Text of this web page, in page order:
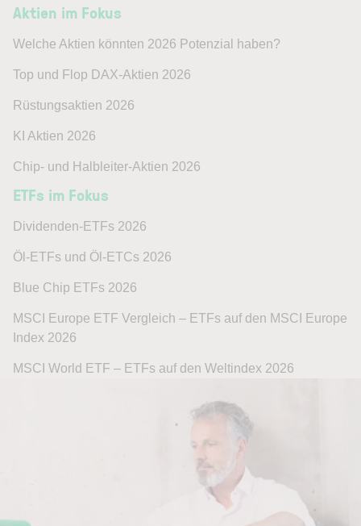
Aktien im Fokus
Welche Aktien könnten 2026 Potenzial haben?
Top und Flop DAX-Aktien 2026
Rüstungsaktien 2026
KI Aktien 2026
Chip- und Halbleiter-Aktien 2026
ETFs im Fokus
Dividenden-ETFs 2026
Öl-ETFs und Öl-ETCs 2026
Blue Chip ETFs 2026
MSCI Europe ETF Vergleich – ETFs auf den MSCI Europe
Index 2026
MSCI World ETF – ETFs auf den Weltindex 2026